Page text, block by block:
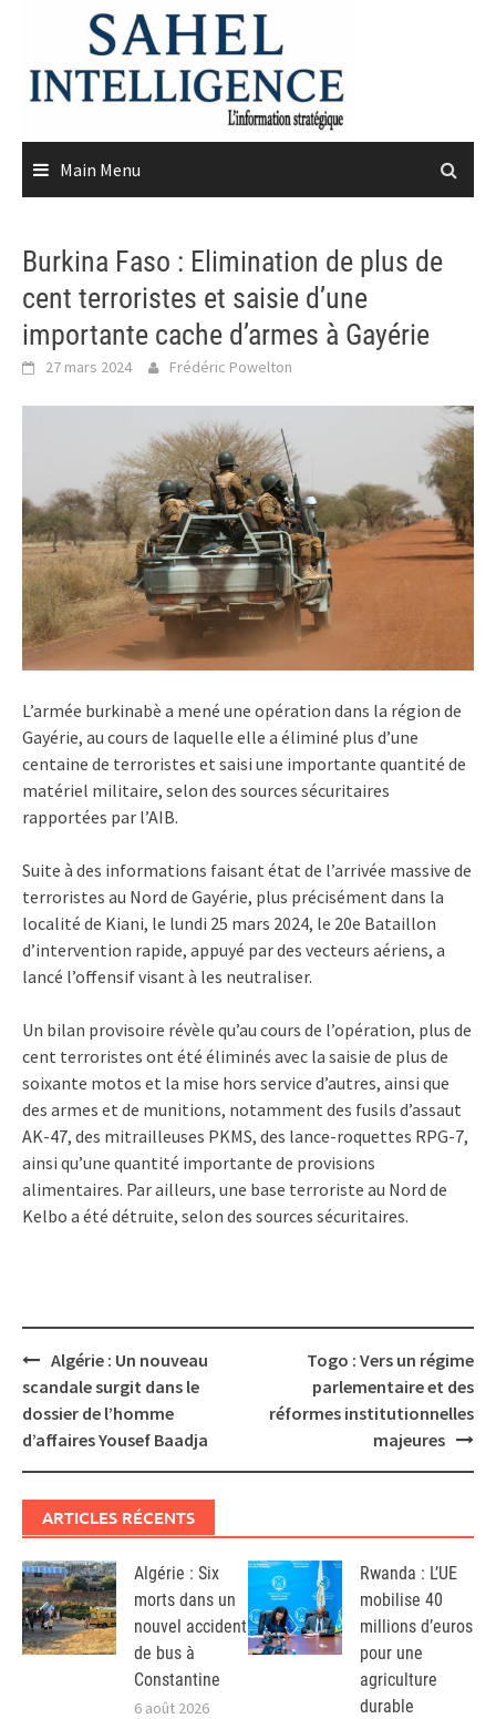
content
Main Menu
Burkina Faso : Elimination de plus de
cent terroristes et saisie d’une
importante cache d’armes à Gayérie
27 mars 2024 Frédéric Powelton
L’armée burkinabè a mené une opération dans la région de
Gayérie, au cours de laquelle elle a éliminé plus d’une
centaine de terroristes et saisi une importante quantité de
matériel militaire, selon des sources sécuritaires
rapportées par l’AIB.
Suite à des informations faisant état de l’arrivée massive de
terroristes au Nord de Gayérie, plus précisément dans la
localité de Kiani, le lundi 25 mars 2024, le 20e Bataillon
d’intervention rapide, appuyé par des vecteurs aériens, a
lancé l’offensif visant à les neutraliser.
Un bilan provisoire révèle qu’au cours de l’opération, plus de
cent terroristes ont été éliminés avec la saisie de plus de
soixante motos et la mise hors service d’autres, ainsi que
des armes et de munitions, notamment des fusils d’assaut
AK-47, des mitrailleuses PKMS, des lance-roquettes RPG-7,
ainsi qu’une quantité importante de provisions
alimentaires. Par ailleurs, une base terroriste au Nord de
Kelbo a été détruite, selon des sources sécuritaires.
Post
navigation
Algérie : Un nouveau
scandale surgit dans le
dossier de l’homme
d’affaires Yousef Baadja
Togo : Vers un régime
parlementaire et des
réformes institutionnelles
majeures
ARTICLES RÉCENTS
Algérie : Six
morts dans un
nouvel accident
de bus à
Constantine
6 août 2026
Rwanda : L’UE
mobilise 40
millions d’euros
pour une
agriculture
durable